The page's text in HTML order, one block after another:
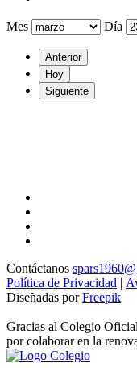
Mes Día
Anterior
Hoy
Siguiente
Contáctanos
Política de Privacidad |
Diseñadas porFreepik
Gracias al Colegio
por colaborar en la